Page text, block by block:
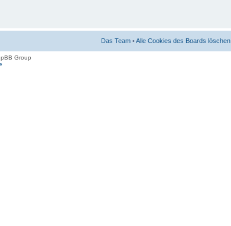
Das Team •Alle Cookies des Boards löschen
Group